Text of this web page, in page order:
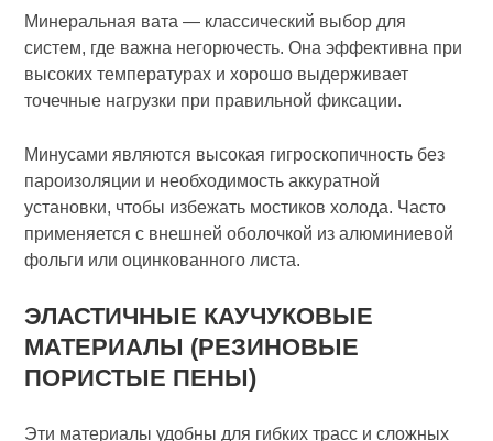
Минеральная вата — классический выбор для
систем, где важна негорючесть. Она эффективна при
высоких температурах и хорошо выдерживает
точечные нагрузки при правильной фиксации.
Минусами являются высокая гигроскопичность без
пароизоляции и необходимость аккуратной
установки, чтобы избежать мостиков холода. Часто
применяется с внешней оболочкой из алюминиевой
фольги или оцинкованного листа.
ЭЛАСТИЧНЫЕ КАУЧУКОВЫЕ
МАТЕРИАЛЫ (РЕЗИНОВЫЕ
ПОРИСТЫЕ ПЕНЫ)
Эти материалы удобны для гибких трасс и сложных